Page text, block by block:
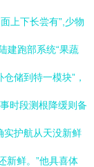
上下长尝有”,少物
建跑部系统“果蔬
储到特一模块”，
时段测根降缓则备
实护航从天没新鲜
新鲜。”他具喜体